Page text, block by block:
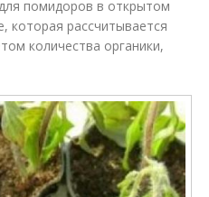
помидоров в открытом
которая рассчитывается
количества органики,